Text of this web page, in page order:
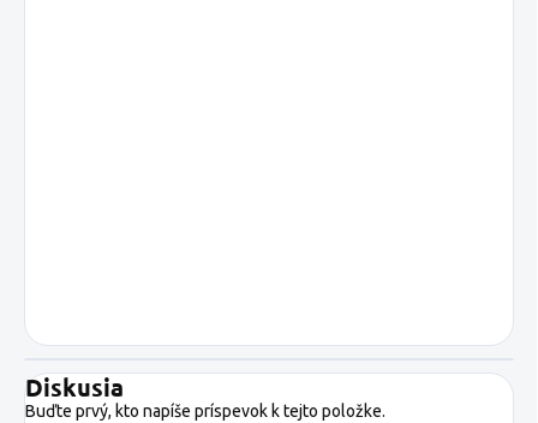
Diskusia
Buďte prvý, kto napíše príspevok k tejto položke.